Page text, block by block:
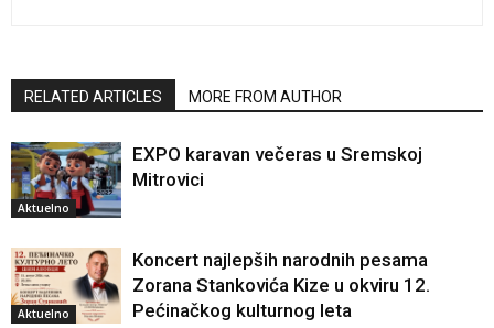
RELATED ARTICLES MORE FROM AUTHOR
Aktuelno
EXPO karavan večeras u Sremskoj
Mitrovici
Aktuelno
Koncert najlepših narodnih pesama
Zorana Stankovića Kize u okviru 12.
Pećinačkog kulturnog leta